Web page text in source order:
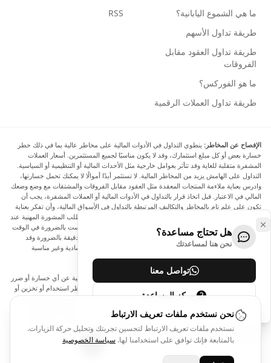
ما هي الشموع اليابانية؟
طريقة تداول الأسهم
طريقة تداول العقود مقابل
الفروقات
ما هو الفوركس؟
طريقة تداول العملات الرقمية
RSS
الإفصاح عن المخاطر: ينطوي التداول في الأدوات المالية على مخاطر عالية بما في ذلك خطر
خسارة بعض أو كل مبلغ استثمارك، وقد لا يكون مناسبًا لجميع المستثمرين. أسعار العملات
المشفرة متقلبة للغاية وقد تتأثر بعوامل خارجية مثل الأحداث المالية أو التنظيمية أو السياسية.
التداول على الهامش يزيد من المخاطر المالية. لا تستثمر أبدًا أموالًا لا يمكنك تحمل خسارتها،
وادرس بعناية ملاءمة المنتجات المعقدة مثل العقود مقابل الفروقات والمشتقات مع وضع وضعك
المالي في الاعتبار. قبل اتخاذ قرار بالتداول في الأدوات المالية أو العملات المشفرة، يجب أن
تكون على علم تام بالمخاطر والتكاليف المرتبطة بالتداول في الأسواق المالية، وأن تفكر بعناية
في أهدافك الاستثمارية ومستوى خبرتك ورغبتك في المخاطرة، وأن تطلب المشورة المهنية عند
الحاجة. تود Arincen أن تذكرك بأن البيانات الواردة في هذا الموقع ليست بالضرورة في الوقت
الفعلي وليست دقيقة. البيانات والأسعار الموجودة على الموقع ليست دقيقة بالضرورة وقد
تختلف عن السعر الفعلي في أي سوق معينة، مما يعني أن الأسعار إرشادية وغير مناسبة
لأغراض التداول.
لن يتحمل Arincen وأي مزود للبيانات الواردة في هذا الموقع المسؤولية عن أي خسارة أو ضرر
نتيجة لتداولك، أو اعتمادك على المعلومات الواردة في هذا الموقع. يحظر استخدام أو تخزين أو
إعادة إنتاج أو عرض أو تعديل أو نقل أو توزيع البيانات الموجودة في هذا الموقع دون الحصول
على إذن كتابي صريح مسبق من Arincen و/أو مزود البيانات. جميع حقوق الملكية الفكرية
محفوظة من قبل مقدمي الخدمة و/أو البورصة التي تقدم البيانات الواردة في هذا الموقع. قد
يتم تعويض Arincen من قبل المعلنين الذين يظهرون على الموقع، بناءً على تفاعلك مع
الإعلانات أو المعلنين.
هل تحتاج مساعدة؟
نحن هنا لمساعدتك
تواصل معنا
مركز المساعدة
نحن نستخدم ملفات تعريف الارتباط
نستخدم ملفات تعريف الارتباط لتحسين تجربتك وتحليل حركة الزيارات.
بالمتابعة فإنك توافق على استخدامنا لها. سياسة الخصوصية